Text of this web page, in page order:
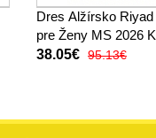
Dres Alžírsko
pre Ženy MS 2026
38.05€ 95.13€